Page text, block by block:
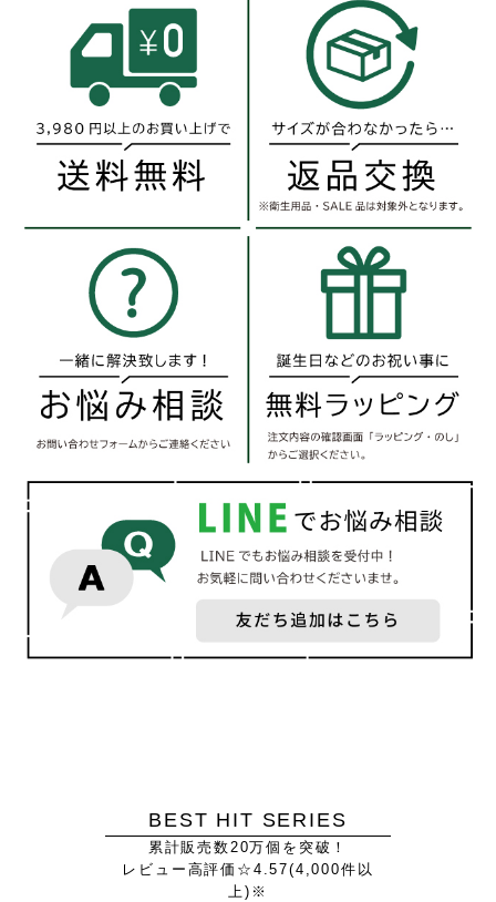
BEST HIT SERIES
累計販売数20万個を突破！
レビュー高評価☆4.57(4,000件以
上)※